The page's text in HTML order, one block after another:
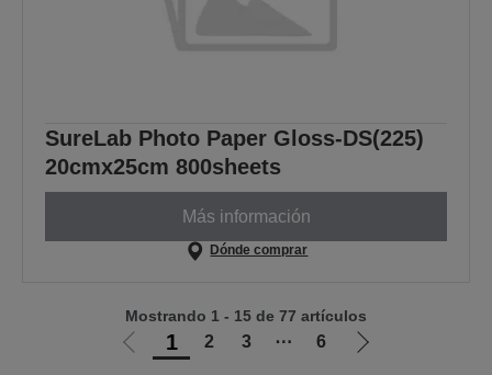
SureLab Photo Paper Gloss-DS(225)
20cmx25cm 800sheets
Más información
Dónde comprar
Ir
1 2 3 ⋯ 6
Ir
Mostrando 1 - 15 de 77 artículos